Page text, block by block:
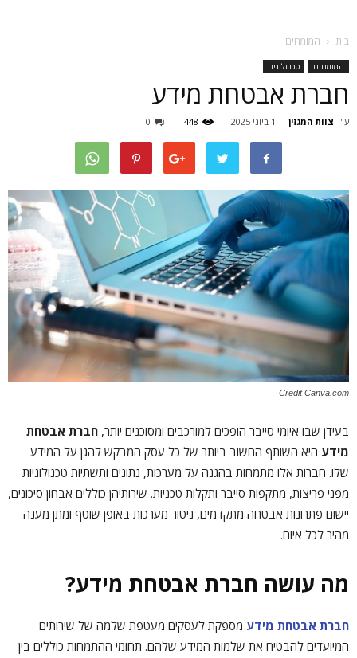
בית המומחים
המומחים טכנולוגיה
חברת אבטחת מידע
ע"י צוות המגזין - 1 ביוני 2025 448
0
Credit Canva.com
בעידן שבו איומי סייבר הופכים למורכבים ומסוכנים יותר, חברת אבטחת
מידע היא השותף החשוב ביותר של כל עסק המבקש להגן על המידע
שלו. חברות אלו מתמחות בהגנה על מערכות, נתונים ותשתיות טכנולוגיות
מפני פריצות, מתקפות סייבר ותקלות טכניות. שירותיהן כוללים אבחון סיכונים,
יישום פתרונות אבטחה מתקדמים, ניטור מערכות באופן שוטף ומתן מענה
מהיר לכל איום.
מה עושה חברת אבטחת מידע?
חברת אבטחת מידע מספקת לעסקים מעטפת שלמה של שירותים
המיועדים להבטיח את שלמות המידע שלהם. תחומי ההתמחות כוללים בין